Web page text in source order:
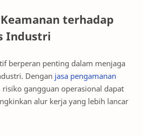
terhadap
Industri
berperan penting dalam menjaga
Dengan jasa pengamanan
risiko gangguan operasional dapat
alur kerja yang lebih lancar